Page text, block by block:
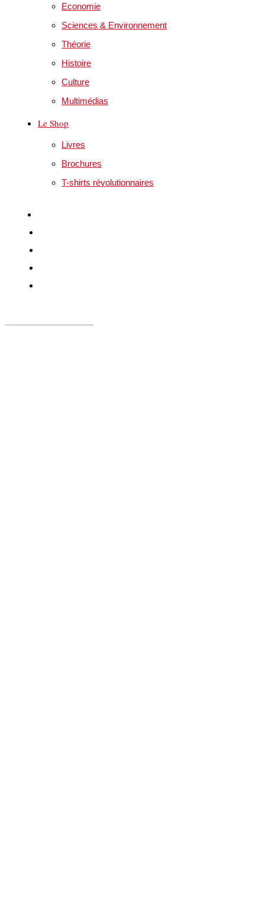
Economie
Sciences & Environnement
Théorie
Histoire
Culture
Multimédias
Le Shop
Livres
Brochures
T-shirts révolutionnaires